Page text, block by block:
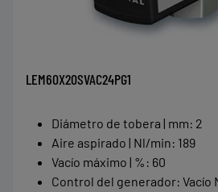
LEM60X20SVAC24PG1
Diámetro de tobera | mm: 2
Aire aspirado | Nl/min: 189
Vacío máximo | % : 60
Control del generador: Vacío